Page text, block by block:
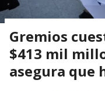
Gremios
$413 mil
asegura que